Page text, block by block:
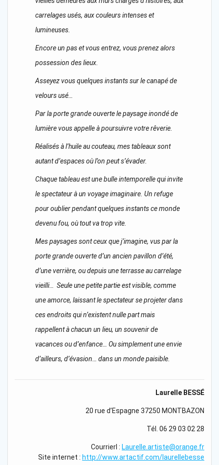
carrelages usés, aux couleurs intenses et
lumineuses.
Encore un pas et vous entrez, vous prenez alors
possession des lieux.
Asseyez vous quelques instants sur le canapé de
velours usé…
Par la porte grande ouverte le paysage inondé de
lumière vous appelle à poursuivre votre rêverie.
Réalisés à l’huile au couteau, mes tableaux sont
autant d’espaces où l’on peut s’évader.
Chaque tableau est une bulle intemporelle qui invite
le spectateur à un voyage imaginaire. Un refuge
pour oublier pendant quelques instants ce monde
devenu fou, où tout va trop vite.
Mes paysages sont ceux que j’imagine, vus par la
porte grande ouverte d’un ancien pavillon d’été,
d’une verrière, ou depuis une terrasse au carrelage
vieilli… Seule une petite partie est visible, comme
une amorce, laissant le spectateur se projeter dans
ces endroits qui n’existent nulle part mais
rappellent à chacun un lieu, un souvenir de
vacances ou d’enfance… Ou simplement une envie
d’ailleurs, d’évasion… dans un monde paisible.
Laurelle BESSÉ
20 rue d’Espagne 37250 MONTBAZON
Tél. 06 29 03 02 28
Courrierl : Laurelle.artiste@orange.fr
Site internet : http://www.artactif.com/laurellebesse